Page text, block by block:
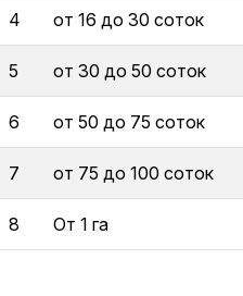
4 от 16 до 30 соток
5 от 30 до 50 соток
6 от 50 до 75 соток
7 от 75 до 100 соток
8 От 1 га